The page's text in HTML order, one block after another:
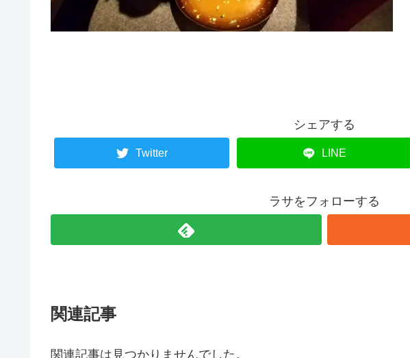
シェアする
Twitter LINE
ラサをフォローする
関連記事
関連記事は見つかりませんでした。